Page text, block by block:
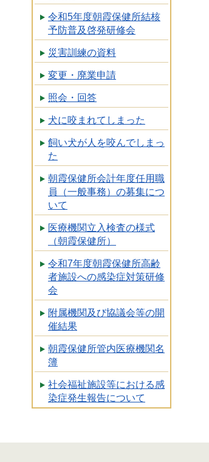
令和5年度朝霞保健所結核
予防普及啓発研修会
災害訓練の資料
変更・廃業申請
照会・回答
犬に咬まれてしまった
飼い犬が人を咬んでしまっ
た
朝霞保健所会計年度任用職
員（一般事務）の募集につ
いて
医療機関立入検査の様式
（朝霞保健所）
令和7年度朝霞保健所高齢
者施設への感染症対策研修
会
附属機関及び協議会等の開
催結果
朝霞保健所管内医療機関名
簿
社会福祉施設等における感
染症発生報告について